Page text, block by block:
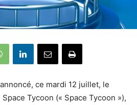
ce mardi 12 juillet, le
Tycoon (« Space Tycoon »),